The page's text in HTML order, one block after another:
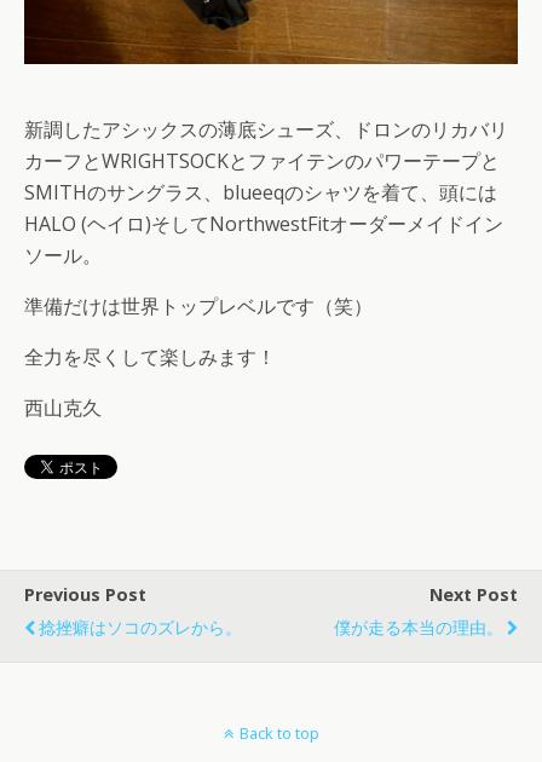
新調したアシックスの薄底シューズ、ドロンのリカバリ
カーフとWRIGHTSOCKとファイテンのパワーテープと
SMITHのサングラス、blueeqのシャツを着て、頭には
HALO (ヘイロ)そしてNorthwestFitオーダーメイドイン
ソール。
準備だけは世界トップレベルです（笑）
全力を尽くして楽しみます！
西山克久
Previous Post
捻挫癖はソコのズレから。
Next Post
僕が走る本当の理由。
Back to top